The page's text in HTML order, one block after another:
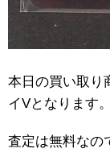
本日の買い取
イVとなります。
査定は無料なの